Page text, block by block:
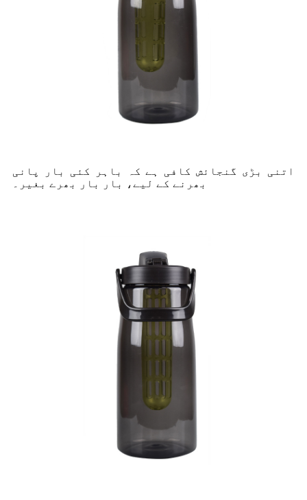
اتنی بڑی گنجائش کافی ہے کہ باہر کئی بار پانی
بھرنے کے لیے، بار بار بھرے بغیر۔